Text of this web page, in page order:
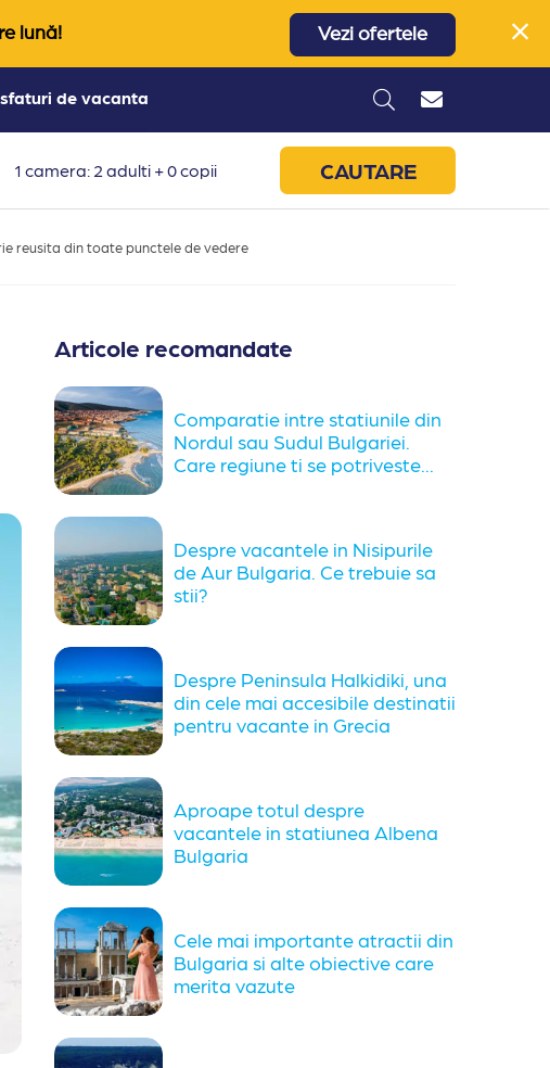
lună! Vezi ofertele
de vacanta
1 camera: 2 adulti + 0 copii CAUTARE
reusita din toate punctele de vedere
Articole recomandate
Comparatie intre statiunile din
Nordul sau Sudul Bulgariei.
Care regiune ti se potriveste...
Despre vacantele in Nisipurile
de Aur Bulgaria. Ce trebuie sa
stii?
Despre Peninsula Halkidiki, una
din cele mai accesibile destinatii
pentru vacante in Grecia
Aproape totul despre
vacantele in statiunea Albena
Bulgaria
Cele mai importante atractii din
Bulgaria si alte obiective care
merita vazute